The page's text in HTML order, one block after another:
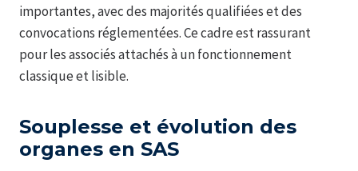
importantes, avec des majorités qualifiées et des
convocations réglementées. Ce cadre est rassurant
pour les associés attachés à un fonctionnement
classique et lisible.
Souplesse et évolution des
organes en SAS